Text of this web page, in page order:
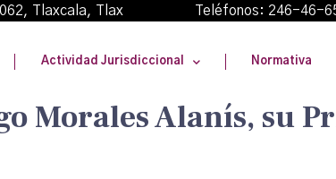
90062, Tlaxcala, Tlax Teléfonos: 246-46-
Actividad Jurisdiccional Normativa
Morales Alanís, su